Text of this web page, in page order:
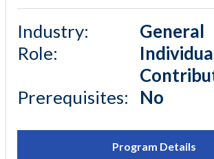
Industry:
General
Role:
Prerequisites: No
Program Details